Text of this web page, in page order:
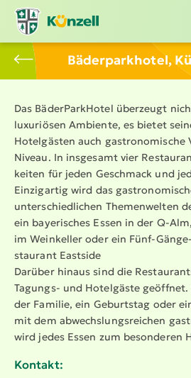
Bäder­park­hotel,
Das Bäder­Park­Hotel überzeugt
luxuriösen Ambiente, es bietet
Hotelgästen auch gastro­no­mische
Niveau. In insgesamt vier
keiten für jeden Geschmack und
Einzigartig wird das
unter­schied­lichen Themen­welten
ein bayerisches Essen in der Q-
im Weinkeller oder ein Fünf-
staurant Eastside
Darüber hinaus sind die
Tagungs- und Hotelgäste geöffnet.
der Familie, ein Geburtstag oder
mit dem abwechs­lungs­reichen
wird jedes Essen zum besonderen
Kontakt: